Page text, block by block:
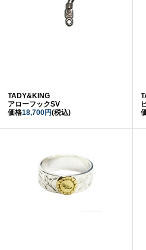
TADY&KING
アローフックSV
価格18,700円(税込)